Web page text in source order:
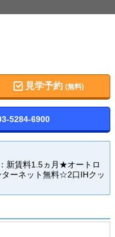
見学予約(無料)
5284-6900
新賃料1.5ヵ月★オートロ
ーネット無料☆2口IHクッ